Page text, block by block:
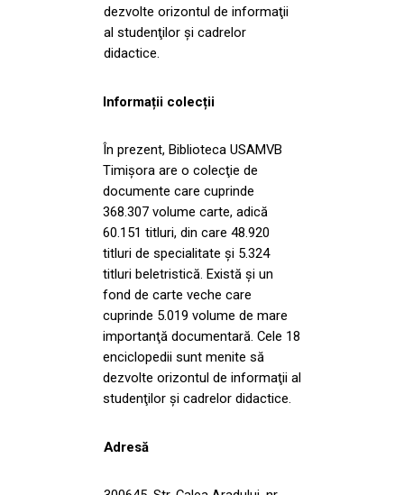
dezvolte orizontul de informaţii
al studenţilor şi cadrelor
didactice.
Informații colecții
În prezent, Biblioteca USAMVB
Timişora are o colecţie de
documente care cuprinde
368.307 volume carte, adică
60.151 titluri, din care 48.920
titluri de specialitate şi 5.324
titluri beletristică. Există şi un
fond de carte veche care
cuprinde 5.019 volume de mare
importanţă documentară. Cele 18
enciclopedii sunt menite să
dezvolte orizontul de informaţii al
studenţilor şi cadrelor didactice.
Adresă